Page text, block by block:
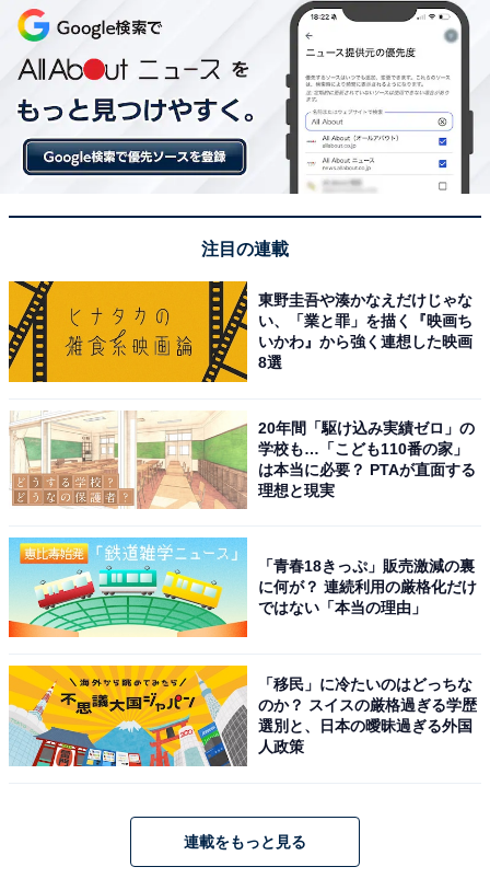
寄せられています。
多彩な湯舟でのんびりとお風呂のはしごを楽しめる
アルコールも楽しめるドリンクインクルーシブが好
郷土料理など豊富なメニューのバイキングを満喫で
きる
注目の連載
東野圭吾や湊かなえだけじゃな
い、「業と罪」を描く『映画ち
いかわ』から強く連想した映画
8選
20年間「駆け込み実績ゼロ」の
学校も…「こども110番の家」
は本当に必要？ PTAが直面する
理想と現実
「青春18きっぷ」販売激減の裏
に何が？ 連続利用の厳格化だけ
ではない「本当の理由」
「移民」に冷たいのはどっちな
のか？ スイスの厳格過ぎる学歴
選別と、日本の曖昧過ぎる外国
人政策
連載をもっと見る